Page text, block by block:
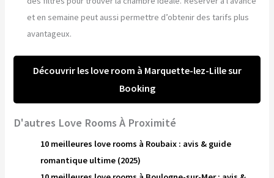
et en semaine peut aussi permettre d’obtenir des tarifs plus
avantageux.
Découvrir les love room à Marquette-lez-Lille sur
Booking
D'autres Love Rooms À Proximité
10 meilleures love rooms à Roubaix : avis & guide
romantique ultime (2025)